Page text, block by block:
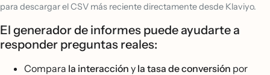
para descargar el CSV más reciente directamente desde Klaviyo.
El generador de informes puede ayudarte a
responder preguntas reales:
Compara la interacción y la tasa de conversión por